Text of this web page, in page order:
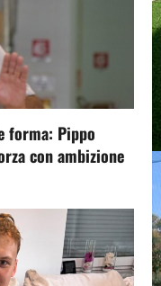
forma: Pippo
con ambizione